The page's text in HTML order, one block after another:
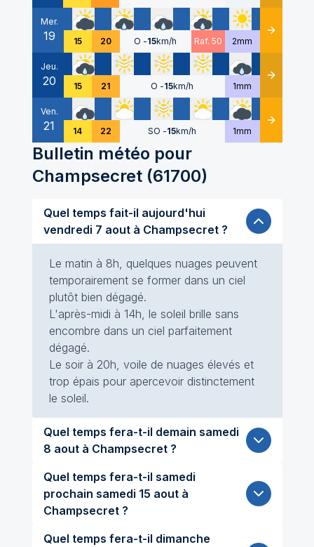
Mer.
19 15 20 O -15km/h Raf. 50 2mm Détails
Jeu.
20 15 21 O -15km/h 1mm Détails
Ven.
21 14 22 SO -15km/h 1mm Détails
Bulletin météo pour
Champsecret(61700)
Quel temps fait-il aujourd'hui
vendredi 7 aout à Champsecret ?
Le matin à 8h, quelques nuages peuvent
temporairement se former dans un ciel
plutôt bien dégagé.
L'après-midi à 14h, le soleil brille sans
encombre dans un ciel parfaitement
dégagé.
Le soir à 20h, voile de nuages élevés et
trop épais pour apercevoir distinctement
le soleil.
Quel temps fera-t-il demain samedi
8 aout à Champsecret ?
Quel temps fera-t-il samedi
prochain samedi 15 aout à
Champsecret ?
Quel temps fera-t-il dimanche